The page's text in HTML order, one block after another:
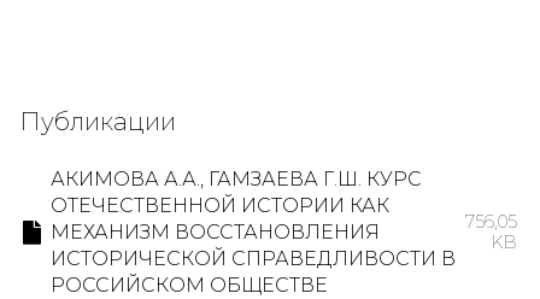
Публикации
АКИМОВА А.А., ГАМЗАЕВА Г.Ш. КУРС
ОТЕЧЕСТВЕННОЙ ИСТОРИИ КАК
МЕХАНИЗМ ВОССТАНОВЛЕНИЯ
ИСТОРИЧЕСКОЙ СПРАВЕДЛИВОСТИ В
РОССИЙСКОМ ОБЩЕСТВЕ
756,05
KB